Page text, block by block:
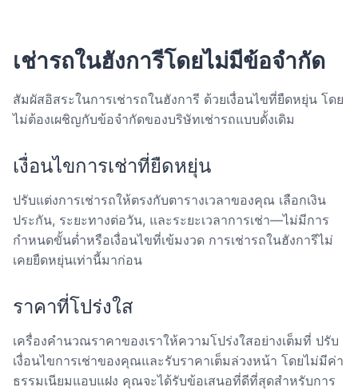
เช่ารถในฮังการีโดยไม่มีข้อจำกัด
สัมผัสอิสระในการเช่ารถในฮังการี ด้วยเงื่อนไขที่ยืดหยุ่น โดย
ไม่ต้องเผชิญกับข้อจำกัดของบริษัทเช่ารถแบบดั้งเดิม
เงื่อนไขการเช่าที่ยืดหยุ่น
ปรับแต่งการเช่ารถให้ตรงกับตารางเวลาของคุณ เลือกเงิน
ประกัน, ระยะทางต่อวัน, และระยะเวลาการเช่า—ไม่มีการ
กำหนดขั้นต่ำหรือเงื่อนไขที่เข้มงวด การเช่ารถในฮังการีไม่
เคยยืดหยุ่นเท่านี้มาก่อน
ราคาที่โปร่งใส
เครื่องคำนวณราคาของเราให้ความโปร่งใสอย่างเต็มที่ ปรับ
เงื่อนไขการเช่าของคุณและรับราคาเต็มล่วงหน้า โดยไม่มีค่า
ธรรมเนียมแอบแฝง คุณจะได้รับข้อเสนอที่ดีที่สุดสำหรับการ